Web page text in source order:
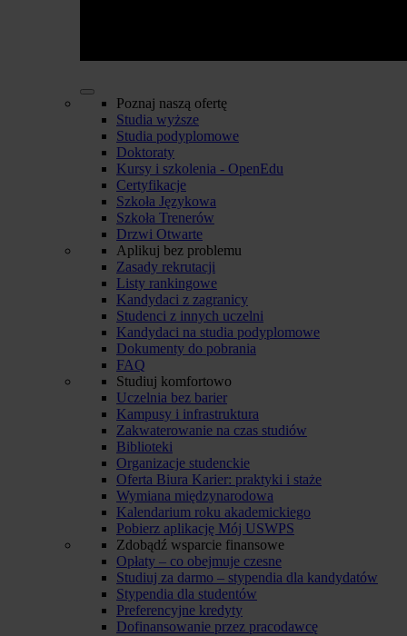
Poznaj naszą ofertę
Studia wyższe
Studia podyplomowe
Doktoraty
Kursy i szkolenia - OpenEdu
Certyfikacje
Szkoła Językowa
Szkoła Trenerów
Drzwi Otwarte
Aplikuj bez problemu
Zasady rekrutacji
Listy rankingowe
Kandydaci z zagranicy
Studenci z innych uczelni
Kandydaci na studia podyplomowe
Dokumenty do pobrania
FAQ
Studiuj komfortowo
Uczelnia bez barier
Kampusy i infrastruktura
Zakwaterowanie na czas studiów
Biblioteki
Organizacje studenckie
Oferta Biura Karier: praktyki i staże
Wymiana międzynarodowa
Kalendarium roku akademickiego
Pobierz aplikację Mój USWPS
Zdobądź wsparcie finansowe
Opłaty – co obejmuje czesne
Studiuj za darmo – stypendia dla kandydatów
Stypendia dla studentów
Preferencyjne kredyty
Dofinansowanie przez pracodawcę